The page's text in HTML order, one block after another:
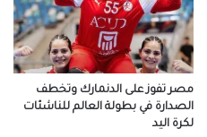
مصر تفوز على الدنمارك وتخطف
الصدارة في بطولة العالم للناشئات
لكرة اليد